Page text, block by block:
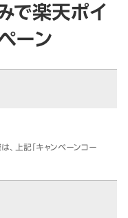
で楽天ポイ
ーン
、上記「キャンペーンコー